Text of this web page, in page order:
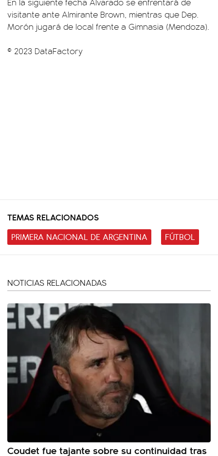
visitante ante Almirante Brown, mientras que Dep.
Morón jugará de local frente a Gimnasia (Mendoza).
© 2023 DataFactory
TEMAS RELACIONADOS
PRIMERA NACIONAL DE ARGENTINA
FÚTBOL
NOTICIAS RELACIONADAS
Coudet fue tajante sobre su continuidad tras